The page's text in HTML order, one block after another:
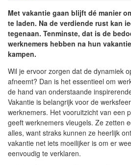
Met vakantie gaan blijft dé manier
te laden. Na de verdiende rust kan
tegenaan. Tenminste, dat is de
werknemers hebben na hun
kampen.
Wil je ervoor zorgen dat de dynamiek
afneemt? Dan is het essentieel om
de hand van onderstaande
Vakantie is belangrijk voor de
werknemers. Het vooruitzicht van een
geeft werknemers vleugels. Ze zetten
alles, want straks kunnen ze heerlijk
vakantie net iets moeilijker is om er
eenvoudig te verklaren.